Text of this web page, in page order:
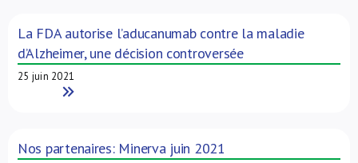
La FDA autorise l’aducanumab contre la maladie
d’Alzheimer, une décision controversée
25 juin 2021
Read More
Nos partenaires: Minerva juin 2021